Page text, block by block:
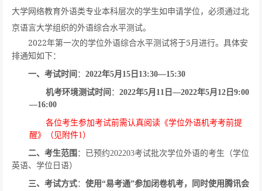
大学网络教育外语类专业本科层次的学生如申请学位，必须通过北
京语言大学组织的外语综合水平测试。
2022年第一次的学位外语综合水平测试将于5月进行。具体安
排通知如下：
一、考试时间 ： 2022年5月 15 日 13:30—15:30
机考环境测试时间 ： 2022年5月 11 日 —2022年5月 12 日 9:00
—16:00
各位考生参加考试前需认真阅读《学位外语机考考前提
醒》（见附件1）
二、考生范围 ：已预约202203考试批次学位外语的考生（学位
英语、学位日语）
三、考试方式： 使用“易考通”参加闭卷机考，同时使用腾讯会